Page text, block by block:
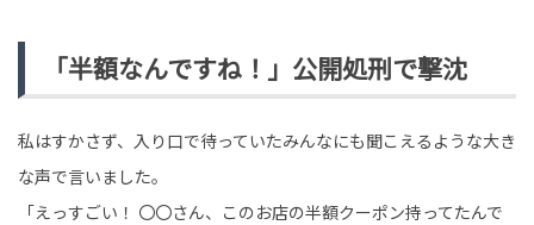
「半額なんですね！」公開処刑で撃沈
私はすかさず、入り口で待っていたみんなにも聞こえるような大き
な声で言いました。
「えっすごい！ 〇〇さん、このお店の半額クーポン持ってたんで